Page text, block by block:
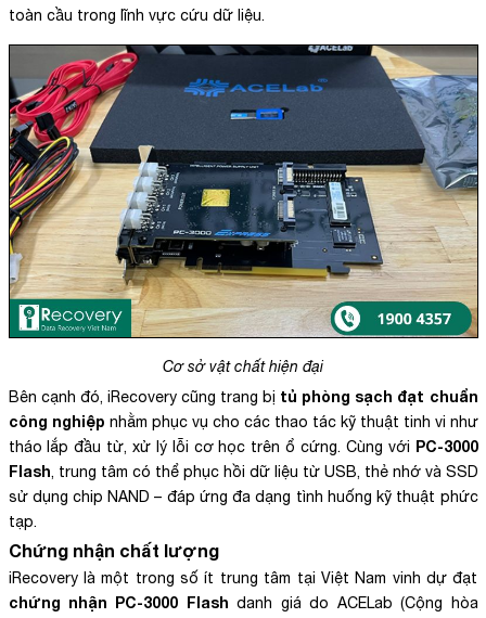
toàn cầu trong lĩnh vực cứu dữ liệu.
Cơ sở vật chất hiện đại
Bên cạnh đó, iRecovery cũng trang bị tủ phòng sạch đạt chuẩn
công nghiệp nhằm phục vụ cho các thao tác kỹ thuật tinh vi như
tháo lắp đầu từ, xử lý lỗi cơ học trên ổ cứng. Cùng với PC-3000
Flash, trung tâm có thể phục hồi dữ liệu từ USB, thẻ nhớ và SSD
sử dụng chip NAND – đáp ứng đa dạng tình huống kỹ thuật phức
tạp.
Chứng nhận chất lượng
iRecovery là một trong số ít trung tâm tại Việt Nam vinh dự đạt
chứng nhận PC-3000 Flashdanh giá do ACELab (Cộng hòa